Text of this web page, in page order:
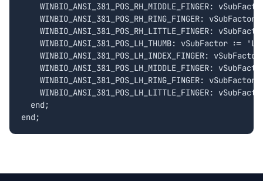
WINBIO_ANSI_381_POS_RH_MIDDLE_FINGER:
WINBIO_ANSI_381_POS_RH_RING_FINGER: vSubFactor
WINBIO_ANSI_381_POS_RH_LITTLE_FINGER:
WINBIO_ANSI_381_POS_LH_THUMB: vSubFactor :=
WINBIO_ANSI_381_POS_LH_INDEX_FINGER:
WINBIO_ANSI_381_POS_LH_MIDDLE_FINGER:
WINBIO_ANSI_381_POS_LH_RING_FINGER: vSubFactor
WINBIO_ANSI_381_POS_LH_LITTLE_FINGER:
  end;